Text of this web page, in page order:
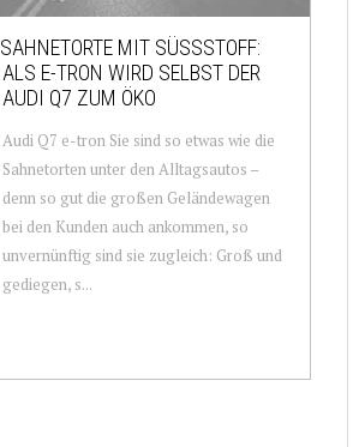
SAHNETORTE MIT SÜSSSTOFF: A
LS E-TRON WIRD SELBST DER A
UDI Q7 ZUM ÖKO
Audi Q7 e-tron Sie sind so etwas wie die
Sahnetorten unter den Alltagsautos –
denn so gut die großen Geländewagen
bei den Kunden auch ankommen, so
unvernünftig sind sie zugleich: Groß und
gediegen, s...